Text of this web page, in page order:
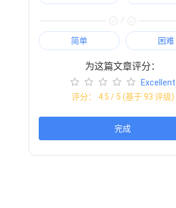
/
简单 困难
为这篇文章评分：
Excellent
评分： 4.5 / 5 (基于93 评级)
完成